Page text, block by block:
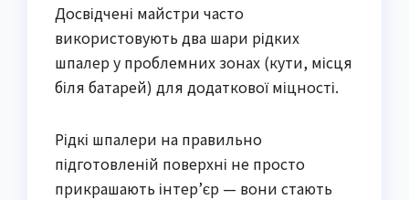
Досвідчені майстри часто
використовують два шари рідких
шпалер у проблемних зонах (кути, місця
біля батарей) для додаткової міцності.
Рідкі шпалери на правильно
підготовленій поверхні не просто
прикрашають інтер’єр — вони стають